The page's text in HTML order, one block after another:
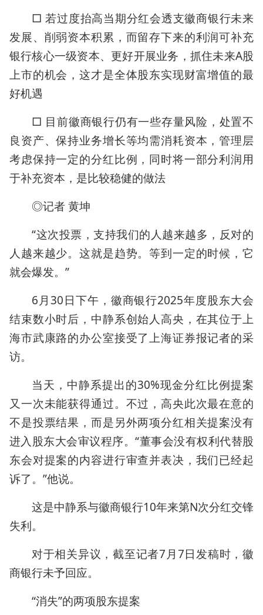
□ 若过度抬高当期分红会透支徽商银行未来
发展、削弱资本积累，而留存下来的利润可补充
银行核心一级资本、更好开展业务，抓住未来A股
上市的机会，这才是全体股东实现财富增值的最
好机遇
□ 目前徽商银行仍有一些存量风险，处置不
良资产、保持业务增长等均需消耗资本，管理层
考虑保持一定的分红比例，同时将一部分利润用
于补充资本，是比较稳健的做法
◎记者 黄坤
“这次投票，支持我们的人越来越多，反对的
人越来越少。这就是趋势。等到一定的时候，它
就会爆发。”
6月30日下午，徽商银行2025年度股东大会
结束数小时后，中静系创始人高央，在其位于上
海市武康路的办公室接受了上海证券报记者的采
访。
当天，中静系提出的30%现金分红比例提案
又一次未能获得通过。不过，高央此次最在意的
不是投票结果，而是另外两项分红相关提案没有
进入股东大会审议程序。“董事会没有权利代替股
东会对提案的内容进行审查并表决，我们已经起
诉了。”他说。
这是中静系与徽商银行10年来第N次分红交锋
失利。
对于相关异议，截至记者7月7日发稿时，徽
商银行未予回应。
“消失”的两项股东提案